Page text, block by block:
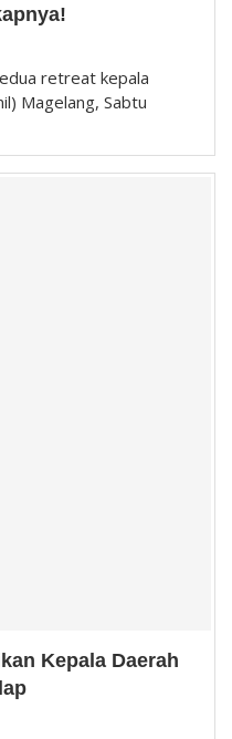
retreat kepala
Magelang, Sabtu
Kepala Daerah